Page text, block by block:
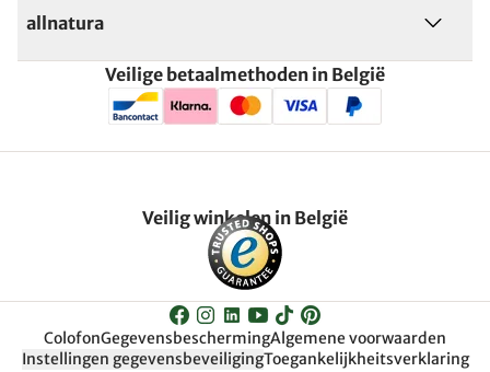
allnatura
Veilige betaalmethoden in België
Veilig winkelen in België
ColofonGegevensbeschermingAlgemene voorwaarden
Instellingen gegevensbeveiligingToegankelijkheitsverklaring